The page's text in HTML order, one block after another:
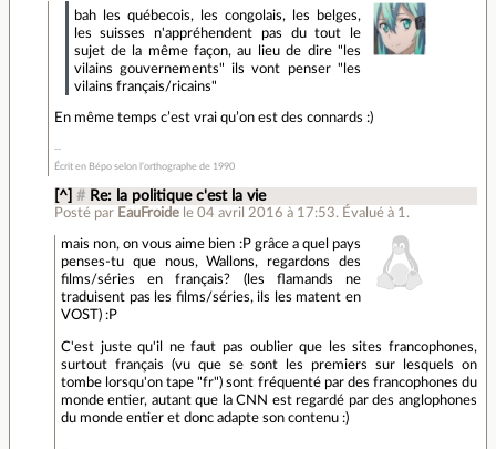
bah les québecois, les congolais, les belges,
les suisses n'appréhendent pas du tout le
sujet de la même façon, au lieu de dire "les
vilains gouvernements" ils vont penser "les
vilains français/ricains"
En même temps c’est vrai qu’on est des connards :)
Écrit en Bépo selon l’orthographe de 1990
[^] # Re: la politique c'est la vie
Posté par EauFroide le 04 avril 2016 à 17:53. Évalué à 1 .
mais non, on vous aime bien :P grâce a quel pays
penses-tu que nous, Wallons, regardons des
films/séries en français? (les flamands ne
traduisent pas les films/séries, ils les matent en
VOST) :P
C'est juste qu'il ne faut pas oublier que les sites francophones,
surtout français (vu que se sont les premiers sur lesquels on
tombe lorsqu'on tape "fr") sont fréquenté par des francophones du
monde entier, autant que la CNN est regardé par des anglophones
du monde entier et donc adapte son contenu :)